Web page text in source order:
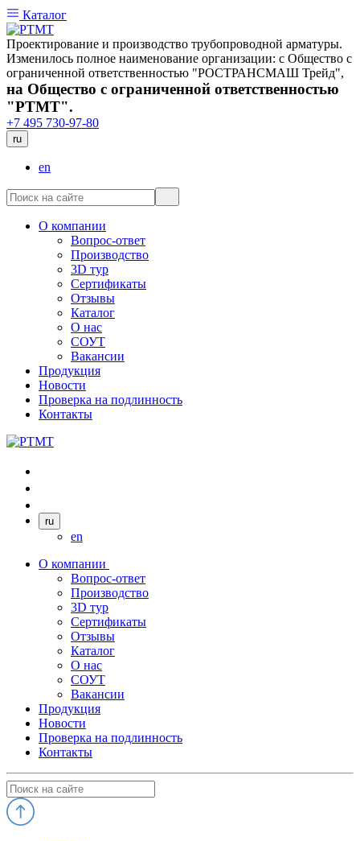
Каталог
Проектирование и производство трубопроводной арматуры.
Изменилось полное наименование организации: с Общество с
ограниченной ответственностью "РОСТРАНСМАШ Трейд",
на Общество с ограниченной ответственностью
"РТМТ".
+7 495 730-97-80
ru
en
О компании
Вопрос-ответ
Производство
3D тур
Сертификаты
Отзывы
Каталог
О нас
СОУТ
Вакансии
Продукция
Новости
Проверка на подлинность
Контакты
ru
en
О компании
Вопрос-ответ
Производство
3D тур
Сертификаты
Отзывы
Каталог
О нас
СОУТ
Вакансии
Продукция
Новости
Проверка на подлинность
Контакты